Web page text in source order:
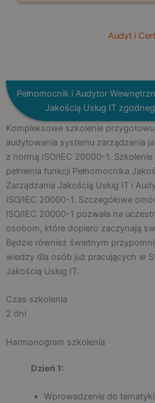
Audyt i
Pełnomocnik i Audytor
Jakością Usług IT
Kompleksowe szkolenie
audytowania systemu zarządzania
z normą ISO/IEC 20000-1.
pełnienia funkcji Pełnomocnika
Zarządzania Jakością Usług IT i
ISO/IEC 20000-1. Szczegółowe
ISO/IEC 20000-1 pozwala na
osobom, które dopiero zaczynają
Będzie również świetnym
wiedzy dla osób już pracujących w
Jakością Usług IT.
Czas szkolenia
2 dni
Harmonogram szkolenia
Dzień 1:
Wprowadzenie do tematyki